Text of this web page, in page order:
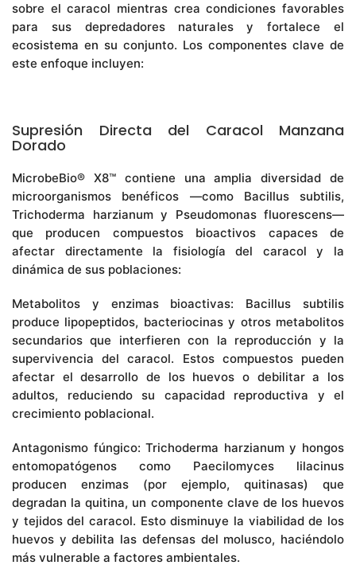
sobre el caracol mientras crea condiciones favorables
para sus depredadores naturales y fortalece el
ecosistema en su conjunto. Los componentes clave de
este enfoque incluyen:
Supresión Directa del Caracol Manzana
Dorado
MicrobeBio® X8™ contiene una amplia diversidad de
microorganismos benéficos —como Bacillus subtilis,
Trichoderma harzianum y Pseudomonas fluorescens—
que producen compuestos bioactivos capaces de
afectar directamente la fisiología del caracol y la
dinámica de sus poblaciones:
Metabolitos y enzimas bioactivas: Bacillus subtilis
produce lipopeptidos, bacteriocinas y otros metabolitos
secundarios que interfieren con la reproducción y la
supervivencia del caracol. Estos compuestos pueden
afectar el desarrollo de los huevos o debilitar a los
adultos, reduciendo su capacidad reproductiva y el
crecimiento poblacional.
Antagonismo fúngico: Trichoderma harzianum y hongos
entomopatógenos como Paecilomyces lilacinus
producen enzimas (por ejemplo, quitinasas) que
degradan la quitina, un componente clave de los huevos
y tejidos del caracol. Esto disminuye la viabilidad de los
huevos y debilita las defensas del molusco, haciéndolo
más vulnerable a factores ambientales.